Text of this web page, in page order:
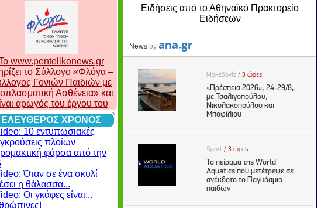
www.pentelikonews.gr
το Σύλλογο «Φλόγα –
Γονιών Παιδιών με
Ασθένεια» και
αρωγός του έργου του
ΕΛΕΥΘΕΡΟΣ ΧΡΟΝΟΣ
10 εντυπωσιακές
πλοίων
φάρσα από την
Όταν σε ένα σκυλί
η θάλασσα...
Οι γκάφες είναι...
Ειδήσεις από το Αθηναϊκό Πρακτορείο
Ειδήσεων